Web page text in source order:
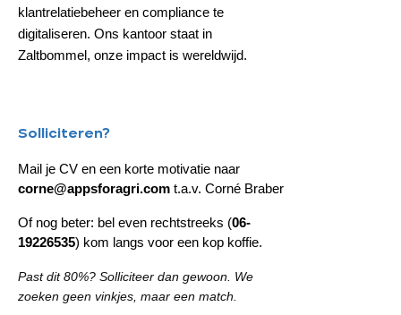
klantrelatiebeheer en compliance te
digitaliseren. Ons kantoor staat in
Zaltbommel, onze impact is wereldwijd.
Solliciteren?
Mail je CV en een korte motivatie naar
corne@appsforagri.com t.a.v. Corné Braber
Of nog beter: bel even rechtstreeks (06-
19226535) kom langs voor een kop koffie.
Past dit 80%? Solliciteer dan gewoon. We
zoeken geen vinkjes, maar een match.